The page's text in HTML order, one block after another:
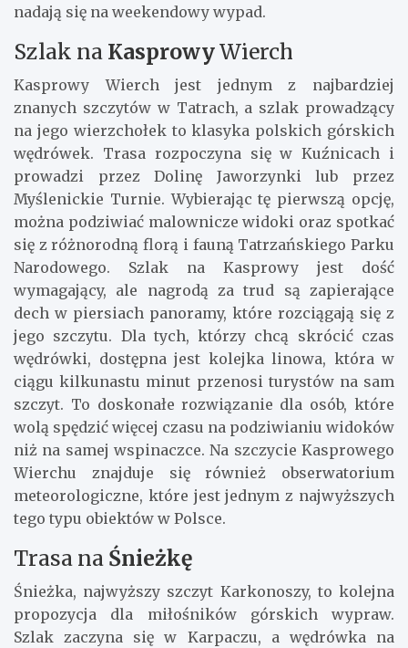
nadają się na weekendowy wypad.
Szlak na KasprowyWierch
Kasprowy Wierch jest jednym z najbardziej
znanych szczytów w Tatrach, a szlak prowadzący
na jego wierzchołek to klasyka polskich górskich
wędrówek. Trasa rozpoczyna się w Kuźnicach i
prowadzi przez Dolinę Jaworzynki lub przez
Myślenickie Turnie. Wybierając tę pierwszą opcję,
można podziwiać malownicze widoki oraz spotkać
się z różnorodną florą i fauną Tatrzańskiego Parku
Narodowego. Szlak na Kasprowy jest dość
wymagający, ale nagrodą za trud są zapierające
dech w piersiach panoramy, które rozciągają się z
jego szczytu. Dla tych, którzy chcą skrócić czas
wędrówki, dostępna jest kolejka linowa, która w
ciągu kilkunastu minut przenosi turystów na sam
szczyt. To doskonałe rozwiązanie dla osób, które
wolą spędzić więcej czasu na podziwianiu widoków
niż na samej wspinaczce. Na szczycie Kasprowego
Wierchu znajduje się również obserwatorium
meteorologiczne, które jest jednym z najwyższych
tego typu obiektów w Polsce.
Trasa na Śnieżkę
Śnieżka, najwyższy szczyt Karkonoszy, to kolejna
propozycja dla miłośników górskich wypraw.
Szlak zaczyna się w Karpaczu, a wędrówka na